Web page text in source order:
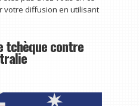
votre diffusion en utilisant
tchèque contre